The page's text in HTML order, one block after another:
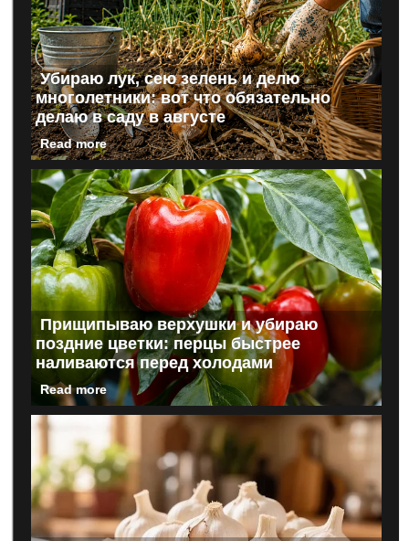
Убираю лук, сею зелень и делю
многолетники: вот что обязательно
делаю в саду в августе
Read more
Прищипываю верхушки и убираю
поздние цветки: перцы быстрее
наливаются перед холодами
Read more